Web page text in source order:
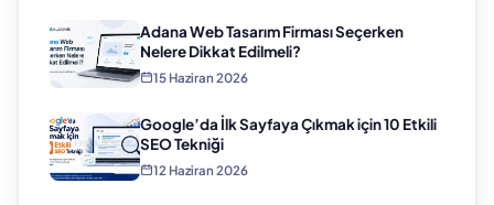
Adana Web Tasarım Firması Seçerken
Nelere Dikkat Edilmeli?
15 Haziran 2026
Google’da İlk Sayfaya Çıkmak için 10 Etkili
SEO Tekniği
12 Haziran 2026